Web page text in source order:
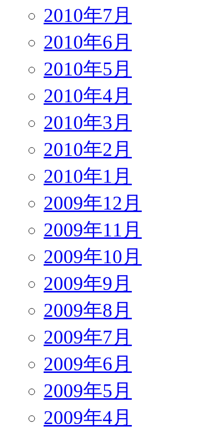
2010年7月
2010年6月
2010年5月
2010年4月
2010年3月
2010年2月
2010年1月
2009年12月
2009年11月
2009年10月
2009年9月
2009年8月
2009年7月
2009年6月
2009年5月
2009年4月